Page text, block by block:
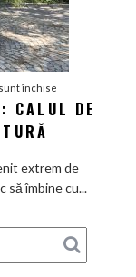
închise
Review
Grand:
Calul
bătaie
gata
de
CALUL DE
extrem de
să îmbine cu...